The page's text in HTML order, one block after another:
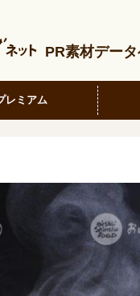
PR素材デー
レミアム